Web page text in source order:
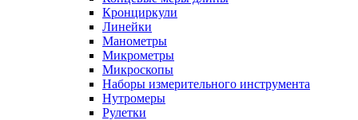
Кронциркули
Линейки
Манометры
Микрометры
Микроскопы
Наборы измерительного инструмента
Нутромеры
Рулетки